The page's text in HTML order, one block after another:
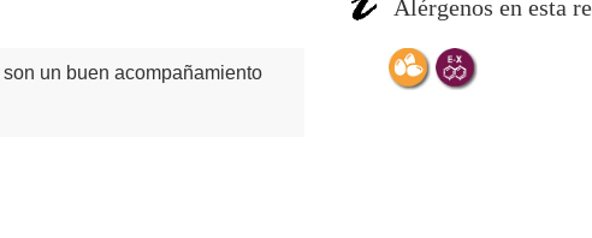
son un buen acompañamiento
Alérgenos en esta